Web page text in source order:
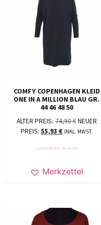
COMFY COPENHAGEN KLEID
ONE IN A MILLION BLAU GR.
44 46 48 50
ALTER PREIS: 74,90€ NEUER
PREIS: 55,93 € INKL. MWST.
AUSFÜHRUNG WÄHLEN
Merkzettel